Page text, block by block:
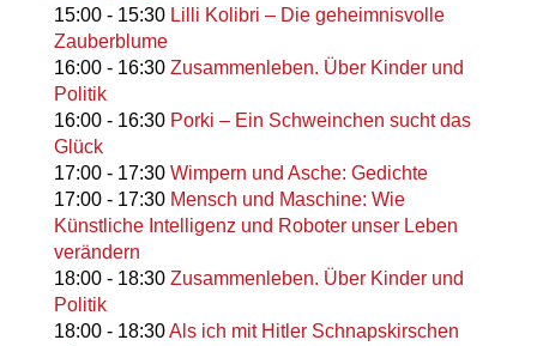
15:00- 15:30 Lilli Kolibri – Die geheimnisvolle
Zauberblume
16:00- 16:30 Zusammenleben. Über Kinder und
Politik
16:00- 16:30 Porki – Ein Schweinchen sucht das
Glück
17:00- 17:30 Wimpern und Asche: Gedichte
17:00- 17:30 Mensch und Maschine: Wie
Künstliche Intelligenz und Roboter unser Leben
verändern
18:00- 18:30 Zusammenleben. Über Kinder und
Politik
18:00- 18:30Als ich mit Hitler Schnapskirschen